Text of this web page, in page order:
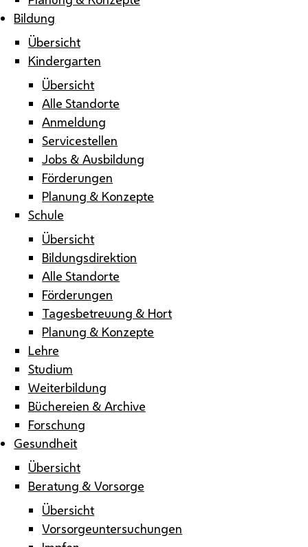
Bildung
Übersicht
Kindergarten
Übersicht
Alle Standorte
Anmeldung
Servicestellen
Jobs & Ausbildung
Förderungen
Planung & Konzepte
Schule
Übersicht
Bildungsdirektion
Alle Standorte
Förderungen
Tagesbetreuung & Hort
Planung & Konzepte
Lehre
Studium
Weiterbildung
Büchereien & Archive
Forschung
Gesundheit
Übersicht
Beratung & Vorsorge
Übersicht
Vorsorgeuntersuchungen